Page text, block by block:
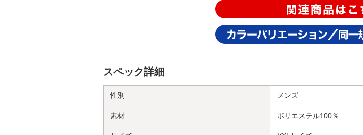
スペック詳細
性別 メンズ
素材 ポリエステル100％